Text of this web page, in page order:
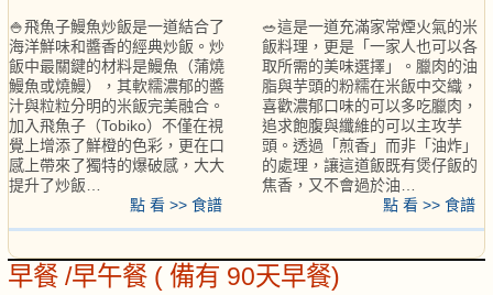
🍚飛魚子鰻魚炒飯是一道結合了
海洋鮮味和醬香的經典炒飯。炒
飯中最關鍵的材料是鰻魚（蒲燒
鰻魚或燒鰻），其軟糯濃郁的醬
汁與粒粒分明的米飯完美融合。
加入飛魚子（Tobiko）不僅在視
覺上增添了鮮橙的色彩，更在口
感上帶來了獨特的爆破感，大大
提升了炒飯…
點 看 >> 食譜
🥗這是一道充滿家常煙火氣的米
飯料理，更是「一家人也可以各
取所需的美味選擇」。臘肉的油
脂與芋頭的粉糯在米飯中交織，
喜歡濃郁口味的可以多吃臘肉，
追求飽腹與纖維的可以主攻芋
頭。透過「煎香」而非「油炸」
的處理，讓這道飯既有煲仔飯的
焦香，又不會過於油…
點 看 >> 食譜
早餐 /早午餐 ( 備有 90天早餐)